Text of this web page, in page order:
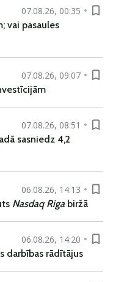
07.08.26, 00:35
vai pasaules
07.08.26, 09:07
07.08.26, 08:51
sasniedz 4,2
06.08.26, 14:13
Nasdaq Riga biržā
06.08.26, 14:20
darbības rādītājus